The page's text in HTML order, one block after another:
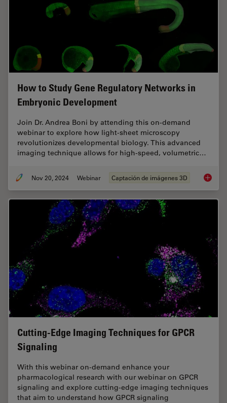
How to Study Gene Regulatory Networks in
Embryonic Development
Join Dr. Andrea Boni by attending this on-demand
webinar to explore how light-sheet microscopy
revolutionizes developmental biology. This advanced
imaging technique allows for high-speed, volumetric…
Nov 20, 2024 Webinar Captación de imágenes 3D How to
Cutting-Edge Imaging Techniques for GPCR
Signaling
With this webinar on-demand enhance your
pharmacological research with our webinar on GPCR
signaling and explore cutting-edge imaging techniques
that aim to understand how GPCR signaling